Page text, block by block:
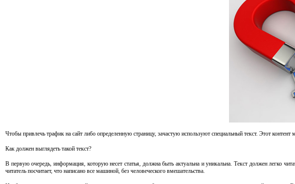
Чтобы привлечь трафик на сайт либо определенную страницу, зачастую используют специальный текст. Этот
Как должен выглядеть такой текст?
В первую очередь, информация, которую несет статья, должна быть актуальна и уникальна. Текст должен легко
читатель посчитает, что написано все машиной, без человеческого вмешательства.